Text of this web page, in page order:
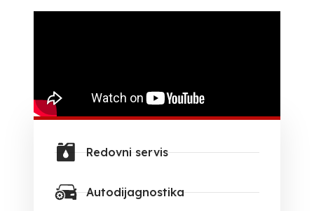
Redovni servis
Autodijagnostika